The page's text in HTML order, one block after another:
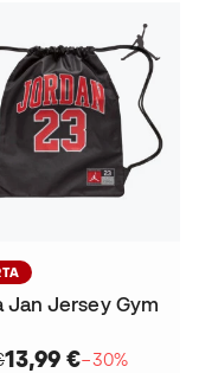
Jan Jersey Gym
13,99 €−30%